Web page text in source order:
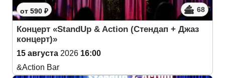
от 590 ₽ 68
Концерт «StandUp & Action (Cтендап + Джаз
концерт)»
15 августа 2026 16:00
&Action Bar